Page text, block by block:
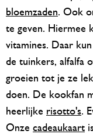
bloemzaden. Ook
te geven. Hiermee
vitamines. Daar
de tuinkers, alfalfa
groeien tot je ze
doen. De kookfan
heerlijke risotto's.
Onze cadeaukaart